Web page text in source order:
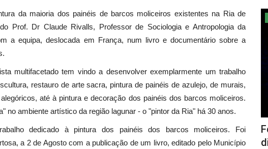
da maioria dos painéis de barcos moliceiros existentes na Ria de
Prof. Dr Claude Rivalls, Professor de Sociologia e Antropologia da
a equipa, deslocada em França, num livro e documentário sobre a
multifacetado tem vindo a desenvolver exemplarmente um trabalho
restauro de arte sacra, pintura de painéis de azulejo, de murais,
até à pintura e decoração dos painéis dos barcos moliceiros.
no ambiente artístico da região lagunar - o "pintor da Ria" há 30 anos.
dedicado à pintura dos painéis dos barcos moliceiros. Foi
a 2 de Agosto com a publicação de um livro, editado pelo Município
na Galeria de
Cultura
Oleiros com mais alunos na fase local
do Concurso Nacional...